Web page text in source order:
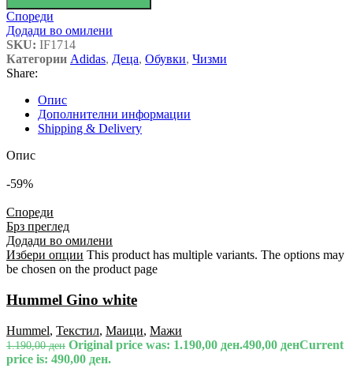
Спореди
Додади во омилени
SKU: IF1714
Категории Adidas, Деца, Обувки, Чизми
Share:
Опис
Дополнителни информации
Shipping & Delivery
Опис
-59%
Спореди
Брз преглед
Додади во омилени
Избери опции This product has multiple variants. The options may
be chosen on the product page
Hummel Gino white
Hummel, Текстил, Маици, Мажи
1.190,00ден Original price was: 1.190,00 ден.490,00 денCurrent
price is: 490,00 ден.